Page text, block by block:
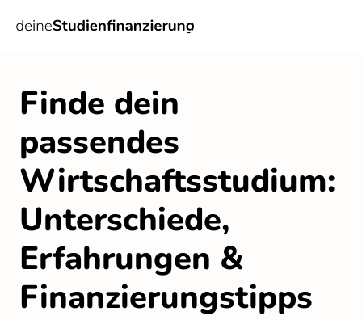
Finde dein
passendes
Wirtschaftsstudium:
Unterschiede,
Erfahrungen &
Finanzierungstipps